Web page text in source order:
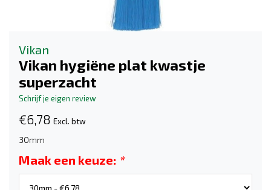
Vikan
Vikan hygiëne plat kwastje
superzacht
Schrijf je eigen review
€6,78 Excl. btw
30mm
Maak een keuze: *